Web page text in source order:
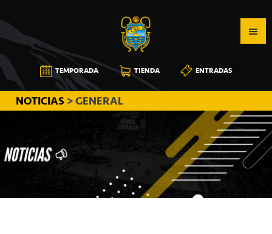
a
la
navegación
principal
al
contenido
principal
a
la
barra
lateral
principal
CB
CANARIAS
TEMPORADA TIENDA ENTRADAS
NOTICIAS > GENERAL